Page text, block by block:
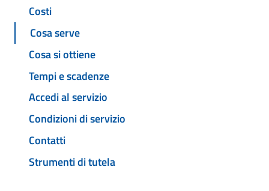
Costi
Cosa serve
Cosa si ottiene
Tempi e scadenze
Accedi al servizio
Condizioni di servizio
Contatti
Strumenti di tutela